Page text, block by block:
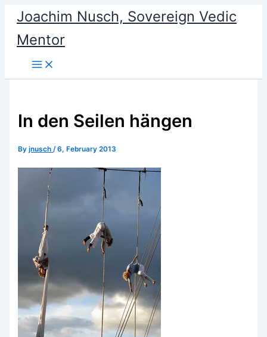
content
Joachim Nusch, Sovereign Vedic
Mentor
In den Seilen hängen
Byjnusch/6, February 2013